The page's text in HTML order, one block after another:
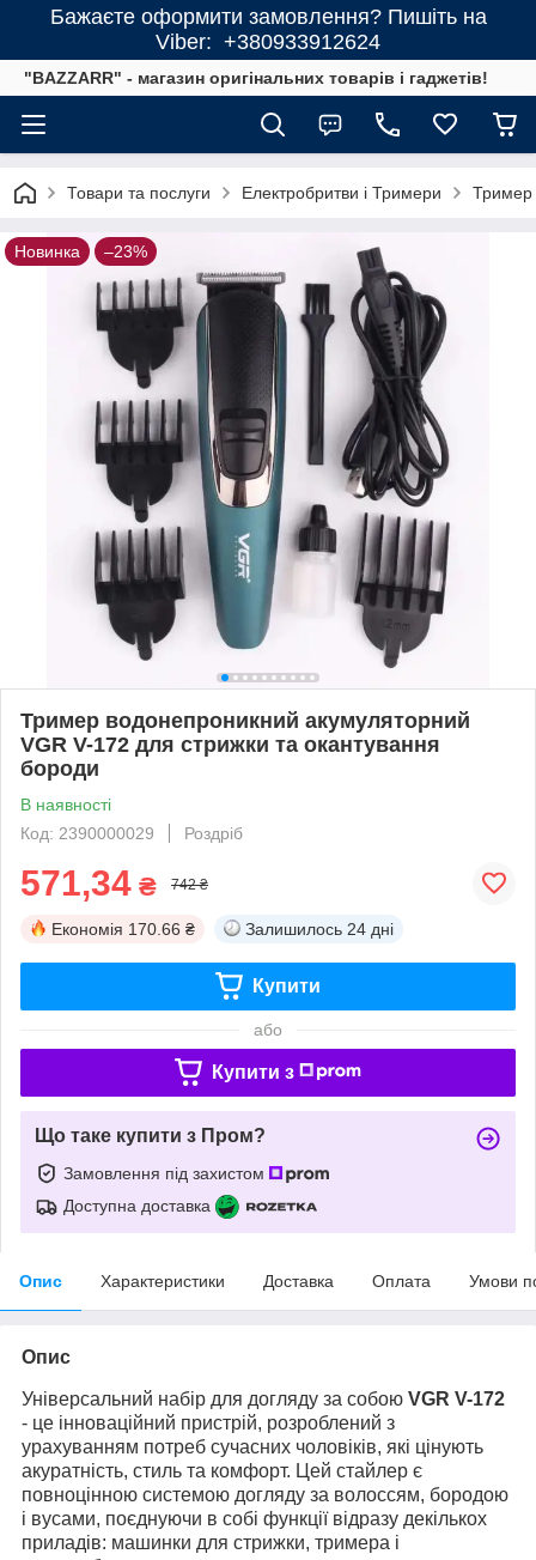
Бажаєте оформити замовлення? Пишіть на
Viber: +380933912624
"BAZZARR" - магазин оригінальних товарів і гаджетів!
Товари та послуги Електробритви і Тримери Тример
Новинка –23%
Тример водонепроникний акумуляторний
VGR V-172 для стрижки та окантування
бороди
В наявності
Код: 2390000029
Роздріб
571,34 ₴ 742 ₴
Економія 170.66 ₴ Залишилось 24 дні
Купити
або
Купити з
Що таке купити з Пром?
Замовлення під захистом
Доступна доставка
Опис Характеристики Доставка Оплата Умови
Опис
Універсальний набір для догляду за собою VGR V-172
- це інноваційний пристрій, розроблений з
урахуванням потреб сучасних чоловіків, які цінують
акуратність, стиль та комфорт. Цей стайлер є
повноцінною системою догляду за волоссям, бородою
і вусами, поєднуючи в собі функції відразу декількох
приладів: машинки для стрижки, тримера і